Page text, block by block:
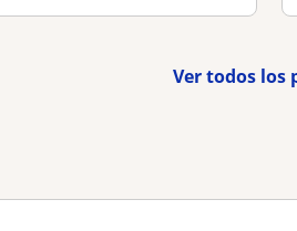
Ver todos los